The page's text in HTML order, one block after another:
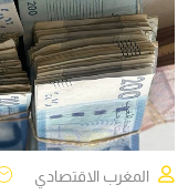
المغرب الاقتصادي